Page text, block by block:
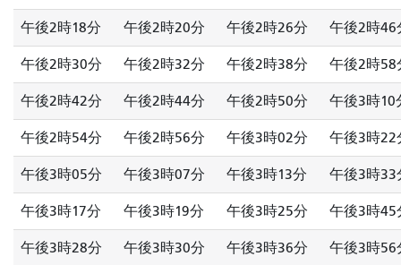
午後2時18分 午後2時20分 午後2時26分 午後2時46
午後2時30分 午後2時32分 午後2時38分 午後2時58
午後2時42分 午後2時44分 午後2時50分 午後3時10
午後2時54分 午後2時56分 午後3時02分 午後3時22
午後3時05分 午後3時07分 午後3時13分 午後3時33
午後3時17分 午後3時19分 午後3時25分 午後3時45
午後3時28分 午後3時30分 午後3時36分 午後3時56